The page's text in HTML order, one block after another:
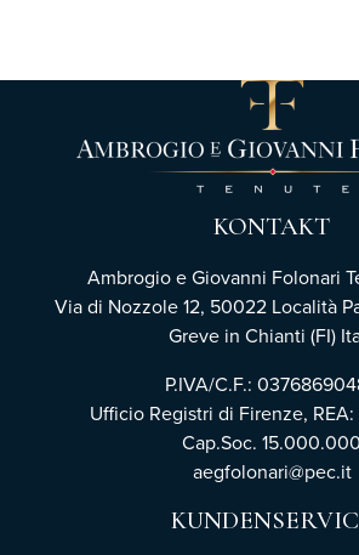
KONTAKT
Ambrogio e Giovanni Folonari
Via di Nozzole 12, 50022 Località
Greve in Chianti (FI)
P.IVA/C.F.:
Ufficio Registri di Firenze,
Cap.Soc. 15.000.000
aegfolonari@pec.it